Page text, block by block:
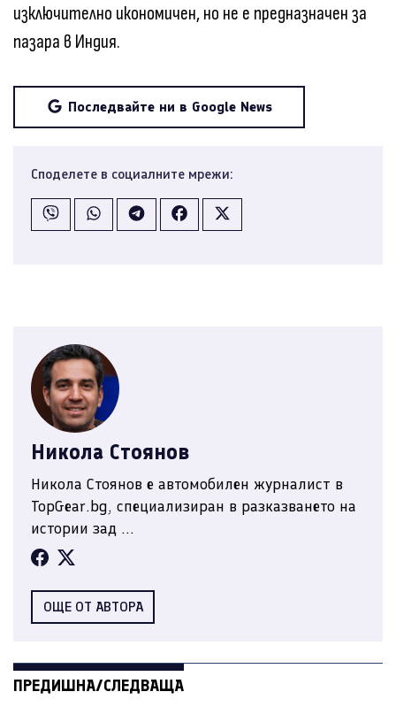
изключително икономичен, но не е предназначен за
пазара в Индия.
Последвайте ни в Google News
Споделете в социалните мрежи:
Никола Стоянов
Никола Стоянов е автомобилен журналист в
TopGear.bg, специализиран в разказването на
истории зад ...
ОЩЕ ОТ АВТОРА
ПРЕДИШНА/СЛЕДВАЩА